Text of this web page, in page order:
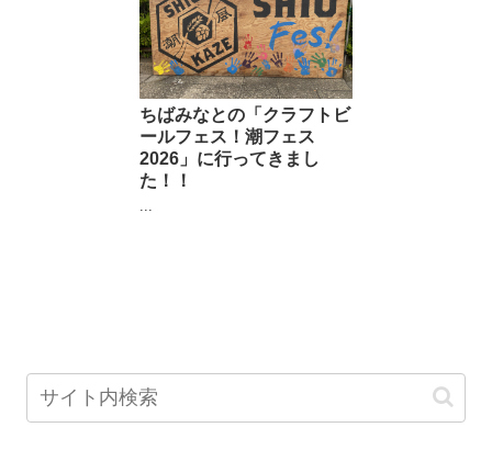
ちばみなとの「クラフトビ
ールフェス！潮フェス
2026」に行ってきまし
た！！
...